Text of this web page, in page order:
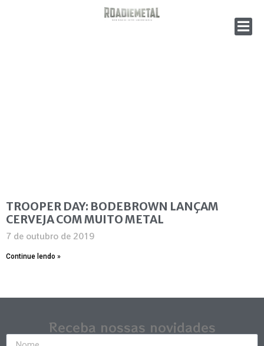
TROOPER DAY: BODEBROWN LANÇAM
CERVEJA COM MUITO METAL
7 de outubro de 2019
Continue lendo »
Receba nossas novidades